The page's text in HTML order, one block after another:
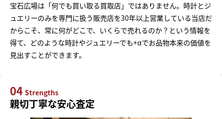
宝石広場は「何でも買い取る買取店」ではありません。時計とジ
ュエリーのみを専門に扱う販売店を30年以上営業している当店だ
からこそ、常に何がどこで、いくらで売れるのか？という情報を
得て、どのような時計やジュエリーでも+αでお品物本来の価値を
見出すことができます。
04 Strengths
親切丁寧な安心査定